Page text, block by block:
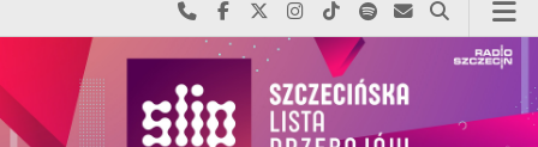
Najlepiej po prostu do nas zadzwoń
Odwiedź nas na Facebook-u
Odwiedź nas na X
Odwiedź nas na Instagram-ie
Odwiedź nas na TikTok-u
Szukaj nas na Spotify
Wyślij do nas
Szukaj